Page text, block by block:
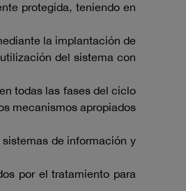
protegida, teniendo en
la implantación de
del sistema con
todas las fases del ciclo
mecanismos apropiados
de información y
por el tratamiento para